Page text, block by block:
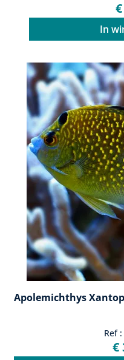
In
Apolemichthys
Ref
€